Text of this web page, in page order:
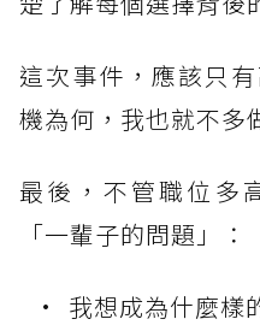
這次事件，應該只
機為何，我也就不多
最後，不管職位多
「一輩子的問題」：
我想成為什麼樣